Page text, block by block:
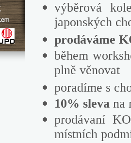
výběrová
japonských
prodáváme
během
plně věnovat
poradíme s
10% sleva na
prodávaní
místních